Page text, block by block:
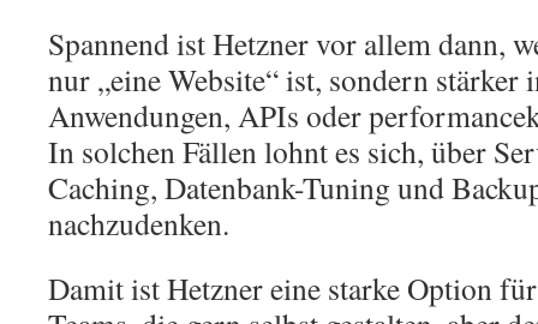
Spannend ist Hetzner vor allem dann,
nur „eine Website“ ist, sondern stärker
Anwendungen, APIs oder
In solchen Fällen lohnt es sich, über
Caching, Datenbank-Tuning und
nachzudenken.
Damit ist Hetzner eine starke Option